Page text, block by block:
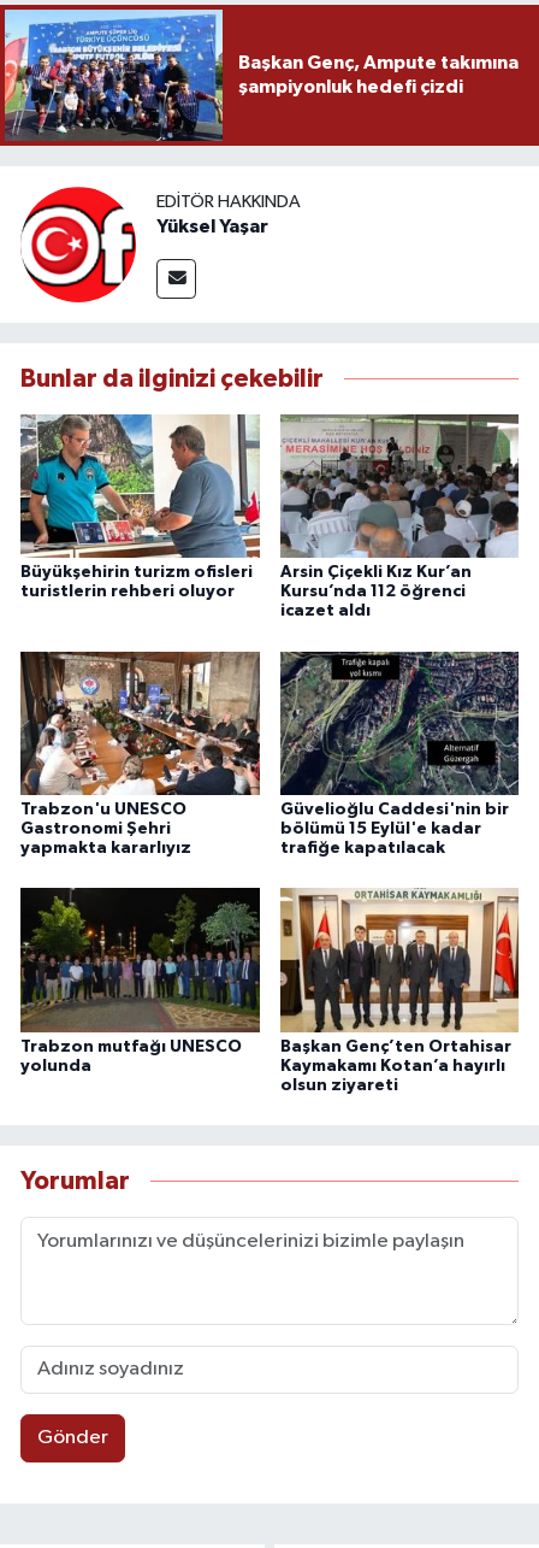
Başkan Genç, Ampute takımına
şampiyonluk hedefi çizdi
EDITÖR HAKKINDA
Yüksel Yaşar
Bunlar da ilginizi çekebilir
Büyükşehirin turizm ofisleri
turistlerin rehberi oluyor
Arsin Çiçekli Kız Kur’an
Kursu’nda 112 öğrenci
icazet aldı
Trabzon'u UNESCO
Gastronomi Şehri
yapmakta kararlıyız
Güvelioğlu Caddesi'nin bir
bölümü 15 Eylül'e kadar
trafiğe kapatılacak
Trabzon mutfağı UNESCO
yolunda
Başkan Genç’ten Ortahisar
Kaymakamı Kotan’a hayırlı
olsun ziyareti
Yorumlar
Gönder